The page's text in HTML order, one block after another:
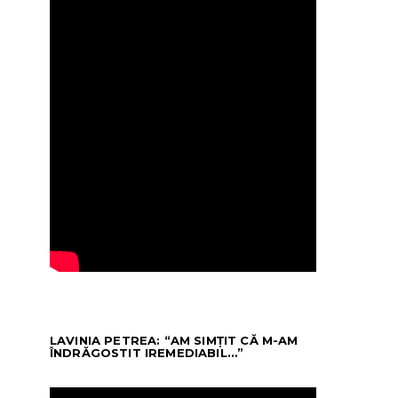
LAVINIA PETREA: “AM SIMȚIT CĂ M-AM
ÎNDRĂGOSTIT IREMEDIABIL…”